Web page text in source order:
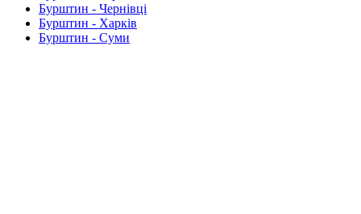
Бурштин - Чернівці
Бурштин - Харків
Бурштин - Суми